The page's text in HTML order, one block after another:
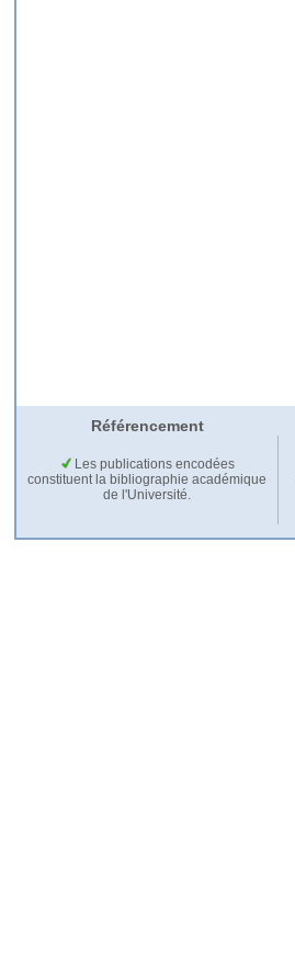
Référencement
Les publications encodées
constituent la bibliographie académique
de l'Université.